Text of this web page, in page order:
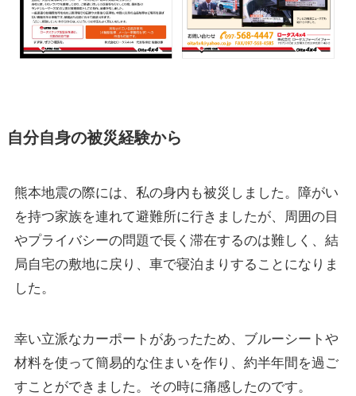
自分自身の被災経験から
熊本地震の際には、私の身内も被災しました。障がい
を持つ家族を連れて避難所に行きましたが、周囲の目
やプライバシーの問題で長く滞在するのは難しく、結
局自宅の敷地に戻り、車で寝泊まりすることになりま
した。
幸い立派なカーポートがあったため、ブルーシートや
材料を使って簡易的な住まいを作り、約半年間を過ご
すことができました。その時に痛感したのです。